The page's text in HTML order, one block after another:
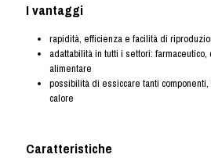
I vantaggi
rapidità, efficienza e facilità di
adattabilità in tutti i settori: farmaceutico,
alimentare
possibilità di essiccare tanti
calore
Caratteristiche